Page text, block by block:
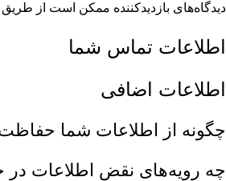
دیدگاه‌های بازدیدکننده ممکن است از
اطلاعات تماس شما
اطلاعات اضافی
چگونه از اطلاعات شما
چه رویه‌های نقض اطلاعات در